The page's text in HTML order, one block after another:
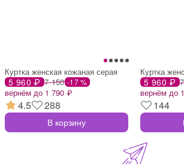
Куртка женская кожаная серая
5 960 ₽ 7 150 -17 %
вернём до 1 790 ₽
4.5 288
В корзину
Куртка
5 960 ₽
вернём до
144